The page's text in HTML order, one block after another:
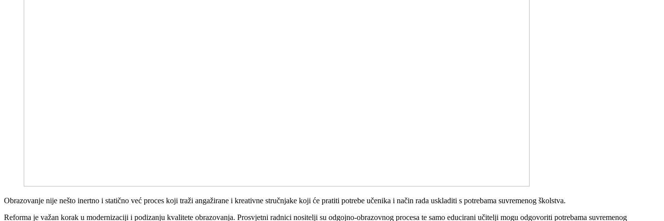
Obrazovanje nije nešto inertno i statično već proces koji traži angažirane i kreativne stručnjake koji će pratiti potrebe učenika i način rada uskladiti s potrebama suvremenog školstva.
Reforma je važan korak u modernizaciji i podizanju kvalitete obrazovanja. Prosvjetni radnici nositelji su odgojno-obrazovnog procesa te samo educirani učitelji mogu odgovoriti potrebama suvremenog